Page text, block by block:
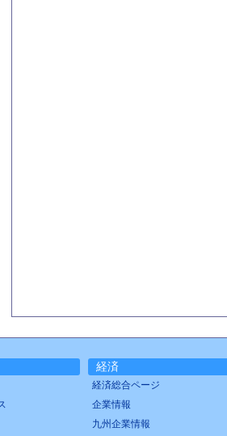
経済
経済総合ページ
企業情報
九州企業情報